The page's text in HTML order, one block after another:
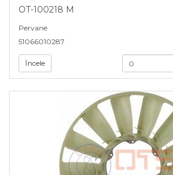
Massey Ferguson (5)
Maz (5)
Mazda (3)
Mitsubishi (3)
Nissan (7)
Opel (10)
OT-100218 M
Pervane
51066010287
İncele